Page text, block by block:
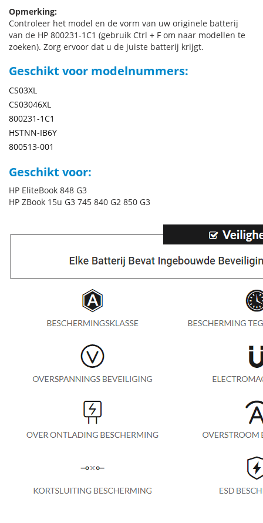
Opmerking:
Controleer het model en de vorm van uw originele batterij
van de HP 800231-1C1 (gebruik Ctrl + F om naar modellen te
zoeken). Zorg ervoor dat u de juiste batterij krijgt.
Geschikt voor modelnummers:
CS03XL
CS03046XL
800231-1C1
HSTNN-IB6Y
800513-001
Geschikt voor:
HP EliteBook 848 G3
HP ZBook 15u G3 745 840 G2 850 G3